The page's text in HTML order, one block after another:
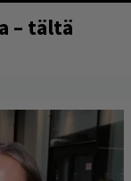
– tältä